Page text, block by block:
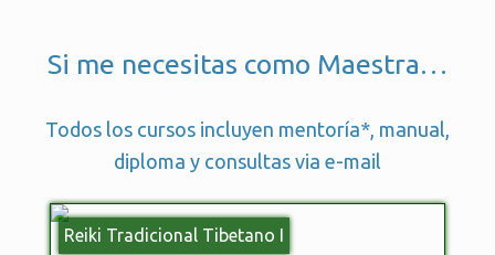
Si me necesitas como Maestra…
Todos los cursos incluyen mentoría*, manual,
diploma y consultas via e-mail
Reiki Tradicional Tibetano I